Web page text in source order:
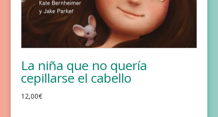
La niña que no quería
cepillarse el cabello
12,00€